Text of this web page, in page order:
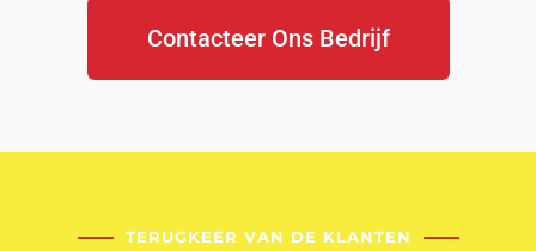
Contacteer Ons Bedrijf
TERUGKEER VAN DE KLANTEN